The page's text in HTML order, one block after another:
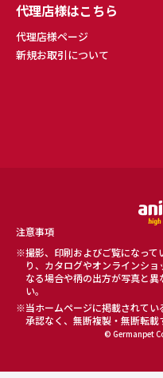
代理店様はこちら
代理店様ページ
新規お取引について
注意事項
撮影、印刷およびご覧になっ
り、カタログやオンラインシ
なる場合や柄の出方が写真と
い。
当ホームページに掲載されて
承認なく、無断複製・無断転載
© Germanpet